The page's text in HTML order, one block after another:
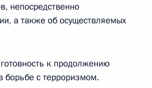
непосредственно
а также об осуществляемых
к продолжению
борьбе с терроризмом.